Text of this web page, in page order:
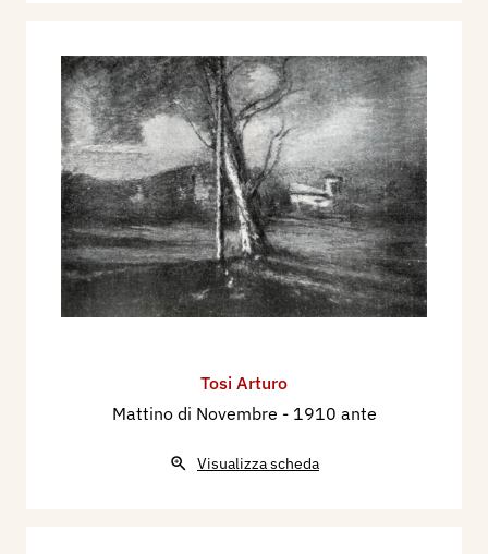
Tosi Arturo
Mattino di Novembre - 1910 ante
Visualizza scheda